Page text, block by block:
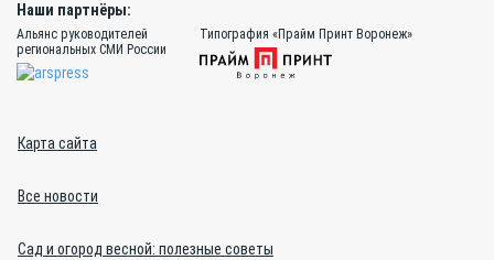
Наши партнёры:
Альянс руководителей
региональных СМИ России
Типография «Прайм Принт Воронеж»
Карта сайта
Все новости
Сад и огород весной: полезные советы